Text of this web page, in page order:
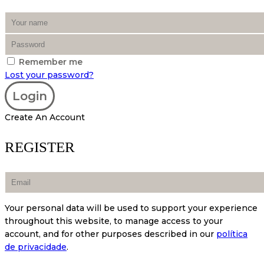
Remember me
Lost your password?
Create An Account
REGISTER
Your personal data will be used to support your experience
throughout this website, to manage access to your
account, and for other purposes described in our política
de privacidade.